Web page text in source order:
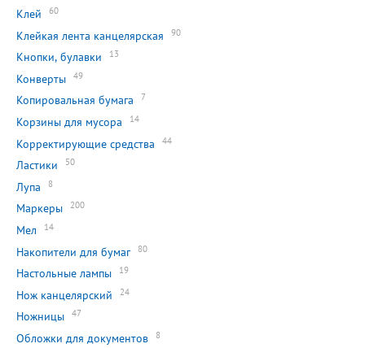
Клей 60
Клейкая лента канцелярская 90
Кнопки, булавки 13
Конверты 49
Копировальная бумага 7
Корзины для мусора 14
Корректирующие средства 44
Ластики 50
Лупа 8
Маркеры 200
Мел 14
Накопители для бумаг 80
Настольные лампы 19
Нож канцелярский 24
Ножницы 47
Обложки для документов 8